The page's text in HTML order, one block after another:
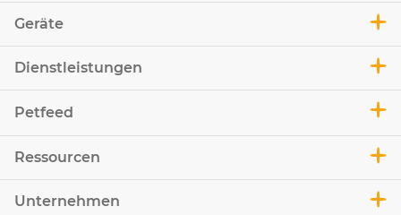
Geräte
Dienstleistungen
Petfeed
Ressourcen
Unternehmen